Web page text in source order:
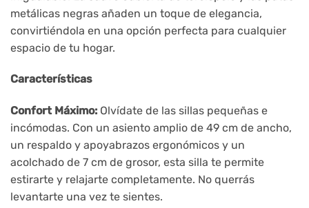
metálicas negras añaden un toque de elegancia,
convirtiéndola en una opción perfecta para cualquier
espacio de tu hogar.
Características
Confort Máximo: Olvídate de las sillas pequeñas e
incómodas. Con un asiento amplio de 49 cm de ancho,
un respaldo y apoyabrazos ergonómicos y un
acolchado de 7 cm de grosor, esta silla te permite
estirarte y relajarte completamente. No querrás
levantarte una vez te sientes.